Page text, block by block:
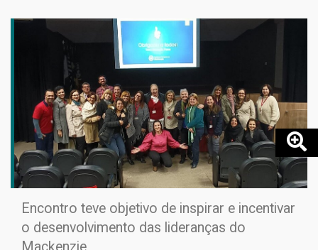
Encontro teve objetivo de inspirar e incentivar
o desenvolvimento das lideranças do
Mackenzie